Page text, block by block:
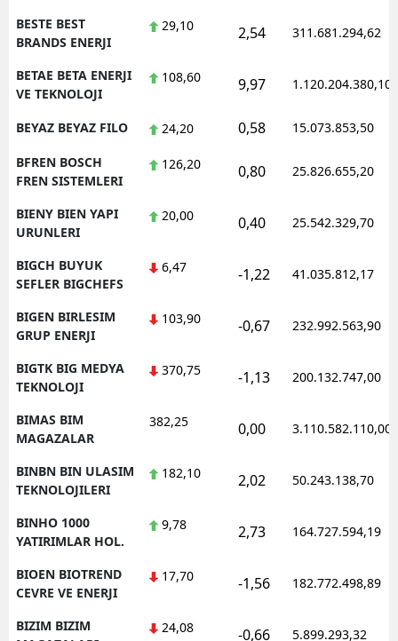
BESTE BEST
BRANDS ENERJI
29,10 2,54 311.681.294,62
BETAE BETA ENERJI
VE TEKNOLOJI
108,60 9,97 1.120.204.380,10
BEYAZ BEYAZ FILO 24,20 0,58 15.073.853,50
BFREN BOSCH
FREN SISTEMLERI
126,20 0,80 25.826.655,20
BIENY BIEN YAPI
URUNLERI
20,00 0,40 25.542.329,70
BIGCH BUYUK
SEFLER BIGCHEFS
6,47 -1,22 41.035.812,17
BIGEN BIRLESIM
GRUP ENERJI
103,90 -0,67 232.992.563,90
BIGTK BIG MEDYA
TEKNOLOJI
370,75 -1,13 200.132.747,00
BIMAS BIM
MAGAZALAR
382,25 0,00 3.110.582.110,00
BINBN BIN ULASIM
TEKNOLOJILERI
182,10 2,02 50.243.138,70
BINHO 1000
YATIRIMLAR HOL.
9,78 2,73 164.727.594,19
BIOEN BIOTREND
CEVRE VE ENERJI
17,70 -1,56 182.772.498,89
BIZIM BIZIM
24,08 -0,66 5.899.293,32